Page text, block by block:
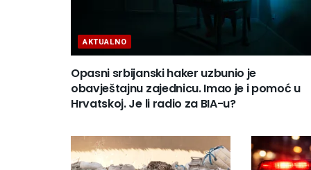
AKTUALNO
Opasni srbijanski haker uzbunio je
obavještajnu zajednicu. Imao je i pomoć u
Hrvatskoj. Je li radio za BIA-u?